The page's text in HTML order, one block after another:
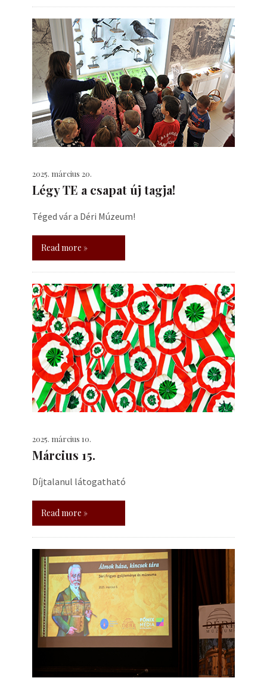
2025. március 20.
Légy TE a csapat új tagja!
Téged vár a Déri Múzeum!
Read more »
2025. március 10.
Március 15.
Díjtalanul látogatható
Read more »